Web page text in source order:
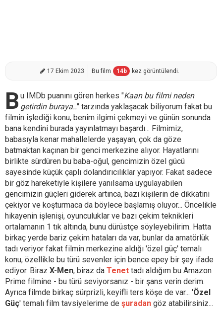
17 Ekim 2023 Bu film 14b kez görüntülendi.
B u IMDb puanını gören herkes "Kaan bu filmi neden
getirdin buraya.." tarzında yaklaşacak biliyorum fakat bu
filmin işlediği konu, benim ilgimi çekmeyi ve günün sonunda
bana kendini burada yayınlatmayı başardı... Filmimiz,
babasıyla kenar mahallelerde yaşayan, çok da göze
batmaktan kaçınan bir genci merkezine alıyor. Hayatlarını
birlikte sürdüren bu baba-oğul, gencimizin özel gücü
sayesinde küçük çaplı dolandırıcılıklar yapıyor. Fakat sadece
bir göz hareketiyle kişilere yanılsama uygulayabilen
gencimizin güçleri giderek artınca, bazı kişilerin de dikkatini
çekiyor ve koşturmaca da böylece başlamış oluyor... Öncelikle
hikayenin işlenişi, oyunculuklar ve bazı çekim teknikleri
ortalamanın 1 tık altında, bunu dürüstçe söyleyebilirim. Hatta
birkaç yerde bariz çekim hataları da var, bunlar da amatörlük
tadı veriyor fakat filmin merkezine aldığı 'özel güç' temalı
konu, özellikle bu türü sevenler için bence epey bir şey ifade
ediyor. Biraz X-Men, biraz da Tenet tadı aldığım bu Amazon
Prime filmine - bu türü seviyorsanız - bir şans verin derim.
Ayrıca filmde birkaç sürprizli, keyifli ters köşe de var... 'Özel
Güç' temalı film tavsiyelerime de şuradan göz atabilirsiniz...